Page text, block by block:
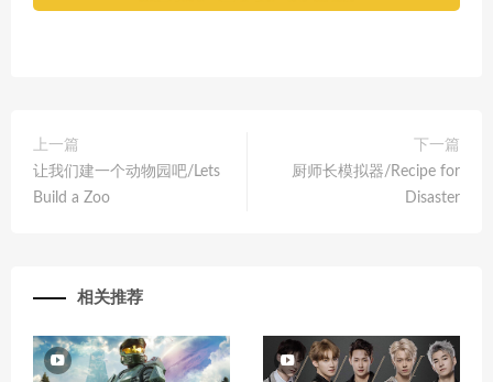
上一篇
让我们建一个动物园吧/Lets
Build a Zoo
下一篇
厨师长模拟器/Recipe for
Disaster
相关推荐